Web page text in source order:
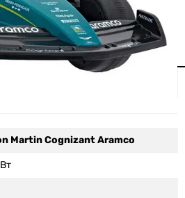
Martin Cognizant Aramco